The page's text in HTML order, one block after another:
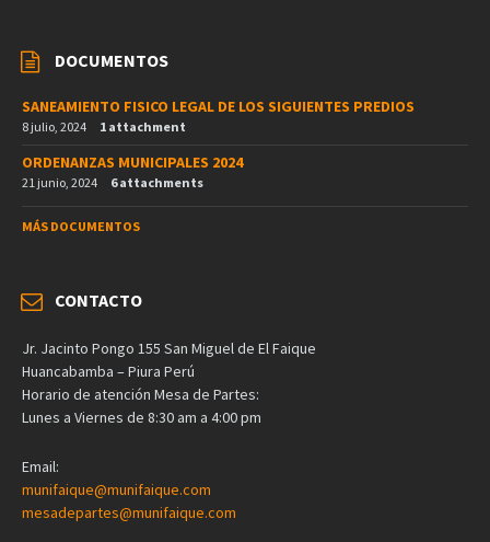
DOCUMENTOS
SANEAMIENTO FISICO LEGAL DE LOS SIGUIENTES PREDIOS
8 julio, 2024 1 attachment
ORDENANZAS MUNICIPALES 2024
21 junio, 2024 6 attachments
MÁS DOCUMENTOS
CONTACTO
Jr. Jacinto Pongo 155 San Miguel de El Faique
Huancabamba – Piura Perú
Horario de atención Mesa de Partes:
Lunes a Viernes de 8:30 am a 4:00 pm
Email:
munifaique@munifaique.com
mesadepartes@munifaique.com